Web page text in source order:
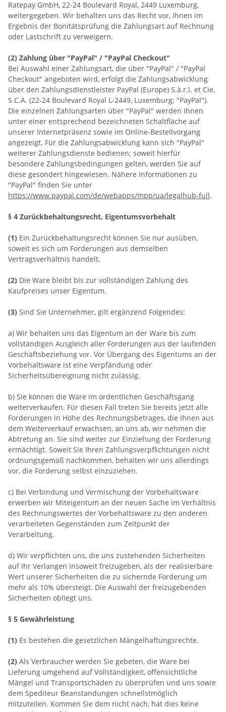
Ratepay GmbH, 22-24 Boulevard Royal, 2449 Luxemburg,
weitergegeben. Wir behalten uns das Recht vor, Ihnen im
Ergebnis der Bonitätsprüfung die Zahlungsart auf Rechnung
oder Lastschrift zu verweigern.
(2) Zahlung über "PayPal" / "PayPal Checkout"
Bei Auswahl einer Zahlungsart, die über "PayPal" / "PayPal
Checkout" angeboten wird, erfolgt die Zahlungsabwicklung
über den Zahlungsdienstleister PayPal (Europe) S.à.r.l. et Cie,
S.C.A. (22-24 Boulevard Royal L-2449, Luxemburg; "PayPal").
Die einzelnen Zahlungsarten über "PayPal" werden Ihnen
unter einer entsprechend bezeichneten Schaltfläche auf
unserer Internetpräsenz sowie im Online-Bestellvorgang
angezeigt. Für die Zahlungsabwicklung kann sich "PayPal"
weiterer Zahlungsdienste bedienen; soweit hierfür
besondere Zahlungsbedingungen gelten, werden Sie auf
diese gesondert hingewiesen. Nähere Informationen zu
"PayPal" finden Sie unter
https://www.paypal.com/de/webapps/mpp/ua/legalhub-full.
§ 4 Zurückbehaltungsrecht, Eigentumsvorbehalt
(1) Ein Zurückbehaltungsrecht können Sie nur ausüben,
soweit es sich um Forderungen aus demselben
Vertragsverhältnis handelt.
(2) Die Ware bleibt bis zur vollständigen Zahlung des
Kaufpreises unser Eigentum.
(3) Sind Sie Unternehmer, gilt ergänzend Folgendes:
a) Wir behalten uns das Eigentum an der Ware bis zum
vollständigen Ausgleich aller Forderungen aus der laufenden
Geschäftsbeziehung vor. Vor Übergang des Eigentums an der
Vorbehaltsware ist eine Verpfändung oder
Sicherheitsübereignung nicht zulässig.
b) Sie können die Ware im ordentlichen Geschäftsgang
weiterverkaufen. Für diesen Fall treten Sie bereits jetzt alle
Forderungen in Höhe des Rechnungsbetrages, die Ihnen aus
dem Weiterverkauf erwachsen, an uns ab, wir nehmen die
Abtretung an. Sie sind weiter zur Einziehung der Forderung
ermächtigt. Soweit Sie Ihren Zahlungsverpflichtungen nicht
ordnungsgemäß nachkommen, behalten wir uns allerdings
vor, die Forderung selbst einzuziehen.
c) Bei Verbindung und Vermischung der Vorbehaltsware
erwerben wir Miteigentum an der neuen Sache im Verhältnis
des Rechnungswertes der Vorbehaltsware zu den anderen
verarbeiteten Gegenständen zum Zeitpunkt der
Verarbeitung.
d) Wir verpflichten uns, die uns zustehenden Sicherheiten
auf Ihr Verlangen insoweit freizugeben, als der realisierbare
Wert unserer Sicherheiten die zu sichernde Forderung um
mehr als 10% übersteigt. Die Auswahl der freizugebenden
Sicherheiten obliegt uns.
§ 5 Gewährleistung
(1) Es bestehen die gesetzlichen Mängelhaftungsrechte.
(2) Als Verbraucher werden Sie gebeten, die Ware bei
Lieferung umgehend auf Vollständigkeit, offensichtliche
Mängel und Transportschäden zu überprüfen und uns sowie
dem Spediteur Beanstandungen schnellstmöglich
mitzuteilen. Kommen Sie dem nicht nach, hat dies keine